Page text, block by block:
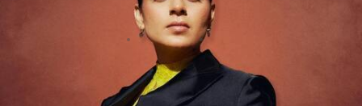
Aug 28, 2024 12:40 pm